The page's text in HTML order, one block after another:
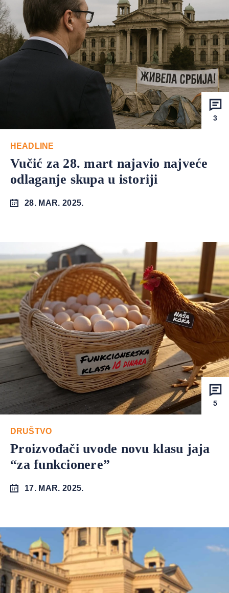
3
HEADLINE
Vučić za 28. mart najavio najveće
odlaganje skupa u istoriji
28. MAR. 2025.
5
DRUŠTVO
Proizvođači uvode novu klasu jaja
“za funkcionere”
17. MAR. 2025.